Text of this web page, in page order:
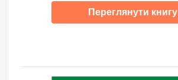
Переглянути книгу